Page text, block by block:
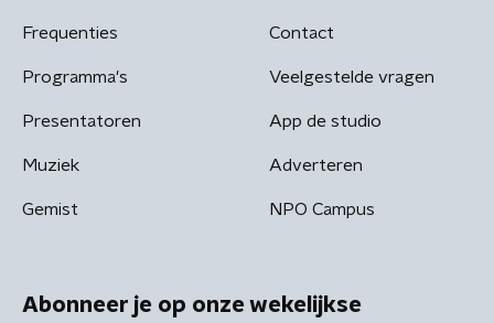
Frequenties
Programma's
Presentatoren
Muziek
Gemist
Contact
Veelgestelde vragen
App de studio
Adverteren
NPO Campus
Abonneer je op onze wekelijkse